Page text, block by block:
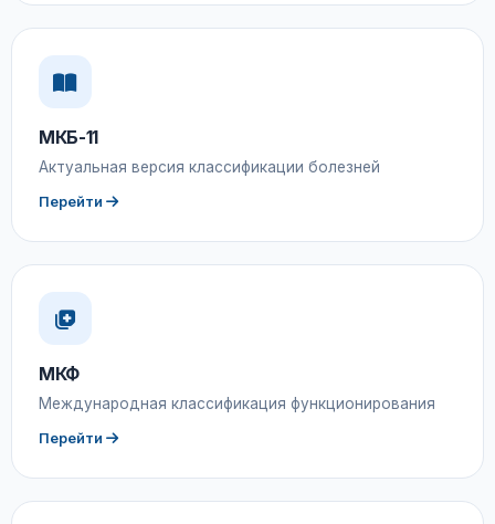
МКБ-11
Актуальная версия классификации болезней
Перейти
МКФ
Международная классификация функционирования
Перейти